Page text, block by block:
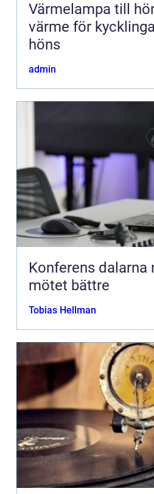
Värmelampa till
värme för
höns
admin
Konferens dalarna när miljön gör
mötet bättre
Tobias Hellman